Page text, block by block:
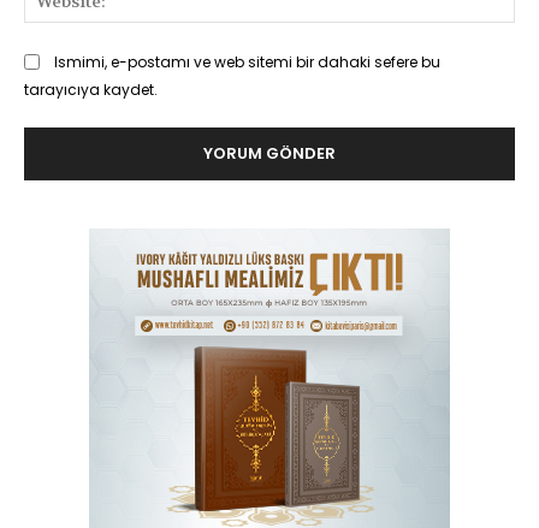
Ismimi, e-postamı ve web sitemi bir dahaki sefere bu
tarayıcıya kaydet.